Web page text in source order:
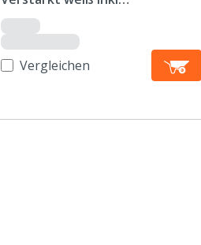
Edelstahldraht, 5 Stück
Vergleichen